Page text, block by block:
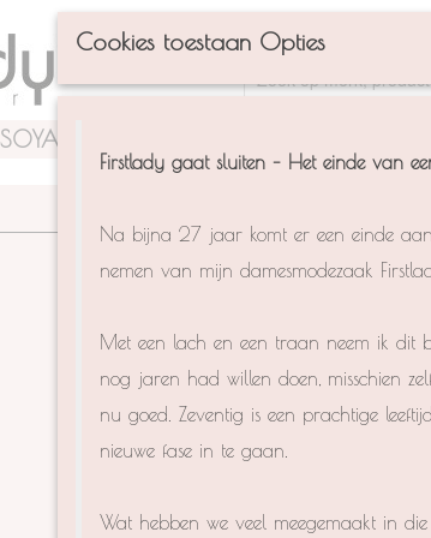
SOYA CONCEPT
Cookies toestaan Opties
Firstlady gaat sluiten – Het einde van
Na bijna 27 jaar komt er een einde
nemen van mijn damesmodezaak
Met een lach en een traan neem ik dit
nog jaren had willen doen, misschien
nu goed. Zeventig is een prachtige
nieuwe fase in te gaan.
Wat hebben we veel meegemaakt in